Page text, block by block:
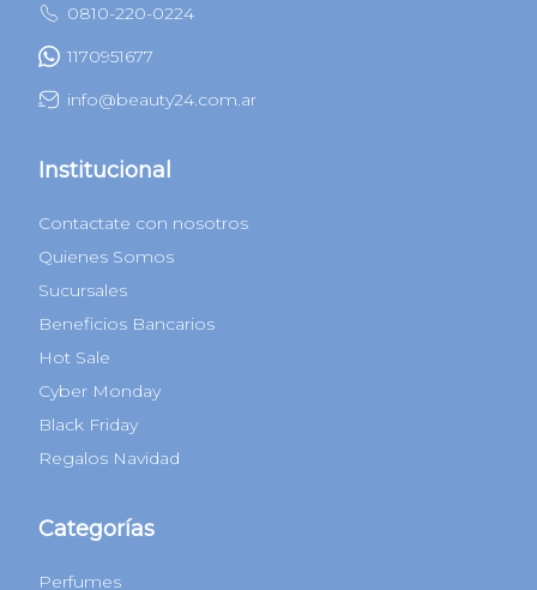
0810-220-0224
1170951677
info@beauty24.com.ar
Institucional
Contactate con nosotros
Quienes Somos
Sucursales
Beneficios Bancarios
Hot Sale
Cyber Monday
Black Friday
Regalos Navidad
Categorías
Perfumes